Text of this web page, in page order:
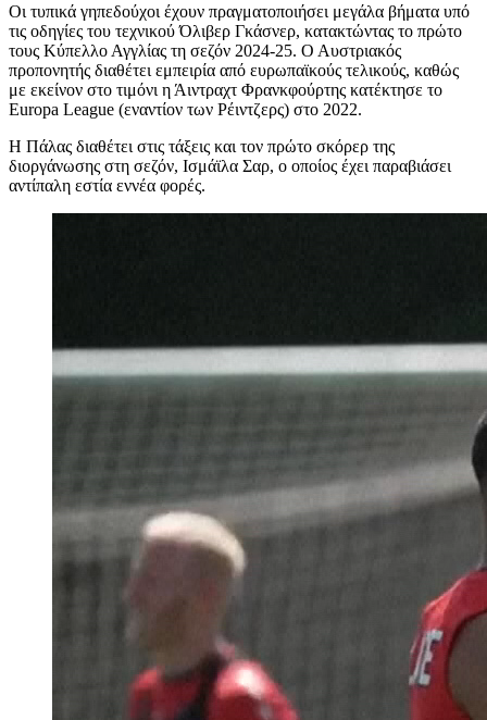
Οι τυπικά γηπεδούχοι έχουν πραγματοποιήσει μεγάλα βήματα υπό
τις οδηγίες του τεχνικού Όλιβερ Γκάσνερ, κατακτώντας το πρώτο
τους Κύπελλο Αγγλίας τη σεζόν 2024-25. Ο Αυστριακός
προπονητής διαθέτει εμπειρία από ευρωπαϊκούς τελικούς, καθώς
με εκείνον στο τιμόνι η Άιντραχτ Φρανκφούρτης κατέκτησε το
Europa League (εναντίον των Ρέιντζερς) στο 2022.
Η Πάλας διαθέτει στις τάξεις και τον πρώτο σκόρερ της
διοργάνωσης στη σεζόν, Ισμάϊλα Σαρ, ο οποίος έχει παραβιάσει
αντίπαλη εστία εννέα φορές.